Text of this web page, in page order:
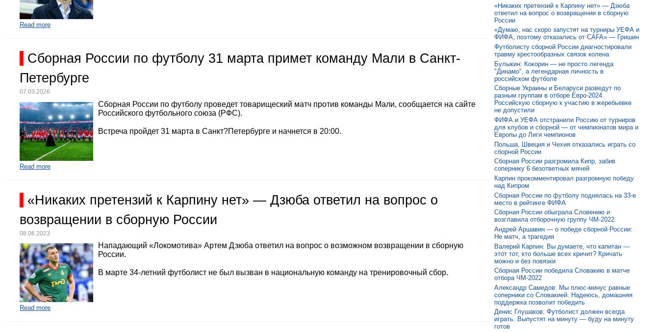
Read more
Сборная России по футболу 31 марта примет команду Мали в Санкт-
Петербурге
07.03.2026
Сборная России по футболу проведет товарищеский матч против команды Мали, сообщается на сайте
Российского футбольного союза (РФС).
Встреча пройдет 31 марта в Санкт?Петербурге и начнется в 20:00.
Read more
«Никаких претензий к Карпину нет» — Дзюба ответил на вопрос о
возвращении в сборную России
08.06.2023
Нападающий «Локомотива» Артем Дзюба ответил на вопрос о возможном возвращении в сборную
России.
В марте 34-летний футболист не был вызван в национальную команду на тренировочный сбор.
Read more
«Никаких претензий к Карпину нет» — Дзюба
ответил на вопрос о возвращении в сборную
России
«Думаю, нас скоро запустят на турниры УЕФА и
ФИФА, поэтому отказались от CAFA» — Гришин
Футболисту сборной России диагностировали
травму крестообразных связок колена
Булыкин: Кокорин — не просто легенда
"Динамо", а легендарная личность в
российском футболе
Сборные Украины и Беларуси разведут по
разным группам в отборе Евро-2024.
Российскую сборную к участию в жеребьевке
не допустили
ФИФА и УЕФА отстранили Россию от турниров
для клубов и сборной — от чемпионатов мира и
Европы до Лиги чемпионов
Польша, Швеция и Чехия отказались играть со
сборной России
Сборная России разгромила Кипр, забив
сопернику 6 безответных мячей
Карпин прокомментировал разгромную победу
над Кипром
Сборная России по футболу поднялась на 33-е
место в рейтинге ФИФА
Сборная России обыграла Словению и
возглавила отборочную группу ЧМ-2022
Андрей Аршавин — о победе сборной России:
Не матч, а трагедия
Валерий Карпин: Вы думаете, что капитан —
этот тот, кто больше всех кричит? Кричать
можно и без повязки
Сборная России победила Словакию в матче
отбора ЧМ-2022
Александр Самедов: Мы плюс-минус равные
соперники со Словакией. Надеюсь, домашняя
поддержка позволит победить
Денис Глушаков: Футболист должен всегда
играть. Выпустят на минуту — буду на минуту
готов